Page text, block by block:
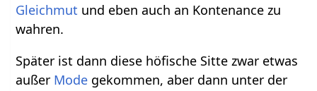
Gleichmut und eben auch an Kontenance zu
wahren.
Später ist dann diese höfische Sitte zwar etwas
außer Mode gekommen, aber dann unter der